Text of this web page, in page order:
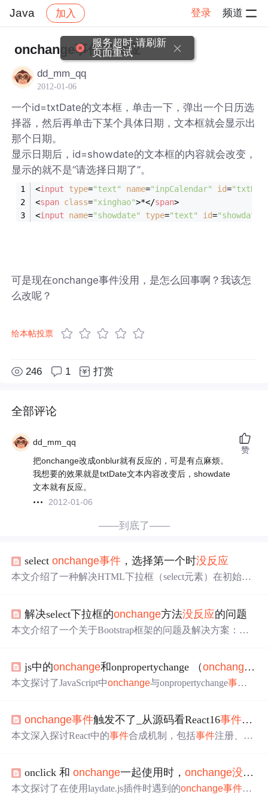
Java 加入 登录 频道
Java 帖子详情
onchange事件没反应
dd_mm_qq
2012-01-06
一个id=txtDate的文本框，单击一下，弹出一个日历选
择器，然后再单击下某个具体日期，文本框就会显示出
那个日期。
显示日期后，id=showdate的文本框的内容就会改变，
显示的就不是“请选择日期了”。
<input type="text" name="inpCalendar" id=
<span class="xinghao">*</span>
<input name="showdate" type="text" id="showdate"
可是现在onchange事件没用，是怎么回事啊？我该怎
么改呢？
给本帖投票
246 1 打赏
全部评论
dd_mm_qq
把onchange改成onblur就有反应的，可是有点麻烦。
我想要的效果就是txtDate文本内容改变后，showdate
文本就有反应。
2012-01-06
赞
——到底了——
selectonchange事件 ，选择第一个时没反应
本文介绍了一种解决HTML下拉框（select元素）在初始化
解决select下拉框的onchange方法没反应的问题
本文介绍了一个关于Bootstrap框架的问题及解决方案：当
后的原理。
js中的onchange和onpropertychange （onchange 无
本文探讨了JavaScript中onchange与onpropertychange事件
用于实时更新场景。
onchange事件触发不了_从源码看React16事件机制-
本文深入探讨React中的事件合成机制，包括事件注册、合
onclick 和onchange一起使用时，onchange没反应
本文探讨了在使用laydate.js插件时遇到的onchange事件未
服务超时,请刷新
页面重试